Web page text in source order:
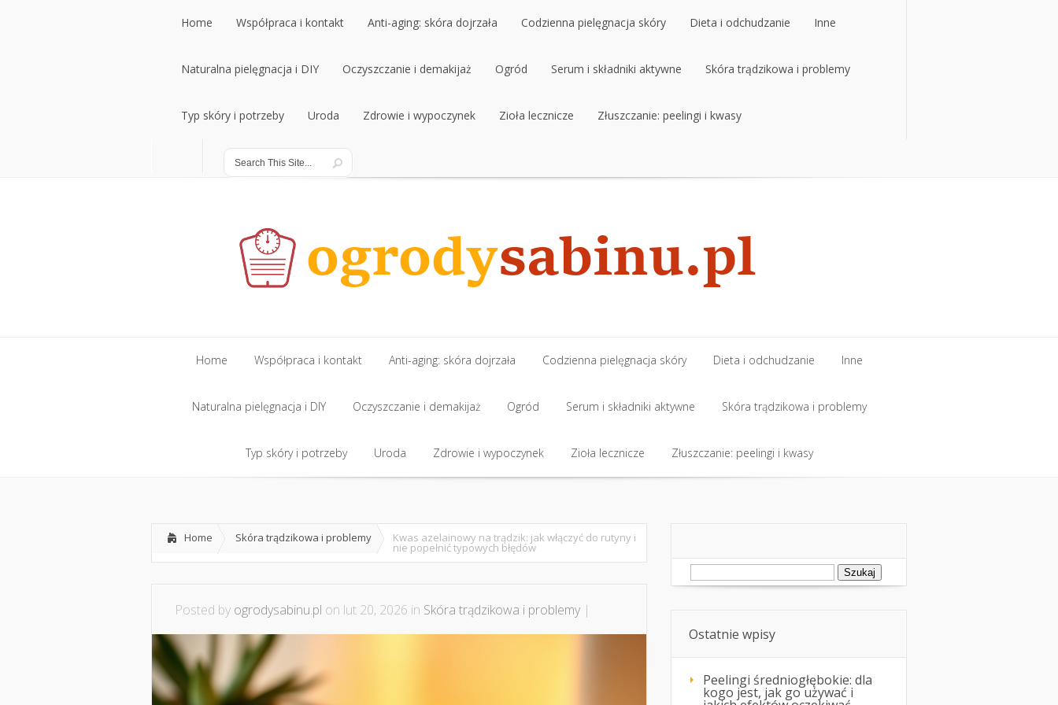
Home
Home
Współpraca i kontakt
Współpraca i kontakt
Anti-aging: skóra dojrzała
Anti-aging: skóra dojrzała
Codzienna pielęgnacja skóry
Codzienna pielęgnacja skóry
Dieta i odchudzanie
Dieta i odchudzanie
Inne
Inne
Naturalna pielęgnacja i DIY
Naturalna pielęgnacja i DIY
Oczyszczanie i demakijaż
Oczyszczanie i demakijaż
Ogród
Ogród
Serum i składniki aktywne
Serum i składniki aktywne
Skóra trądzikowa i problemy
Skóra trądzikowa i problemy
Typ skóry i potrzeby
Typ skóry i potrzeby
Uroda
Uroda
Zdrowie i wypoczynek Zioła lecznicze Złuszczanie: peelingi i kwasy
Home
Home
Współpraca i kontakt
Współpraca i kontakt
Anti-aging: skóra dojrzała
Anti-aging: skóra dojrzała
Codzienna pielęgnacja skóry
Codzienna pielęgnacja skóry
Dieta i odchudzanie
Dieta i odchudzanie
Inne
Inne
Naturalna pielęgnacja i DIY
Naturalna pielęgnacja i DIY
Oczyszczanie i demakijaż
Oczyszczanie i demakijaż
Ogród
Ogród
Serum i składniki aktywne
Serum i składniki aktywne
Skóra trądzikowa i problemy
Skóra trądzikowa i problemy
Typ skóry i potrzeby Uroda Zdrowie i wypoczynek Zioła lecznicze Złuszczanie: peelingi i kwasy
Home Skóra trądzikowa i problemy Kwas azelainowy na trądzik: jak włączyć do rutyny i
nie popełnić typowych błędów
Posted by ogrodysabinu.pl on lut 20, 2026 in Skóra trądzikowa i problemy|
Szukaj:
Ostatnie wpisy
Peelingi średniogłębokie: dla
kogo jest, jak go używać i